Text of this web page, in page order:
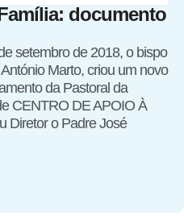
documento
setembro de 2018, o bispo
Marto, criou um novo
da Pastoral da
CENTRO DE APOIO À
Diretor o Padre José